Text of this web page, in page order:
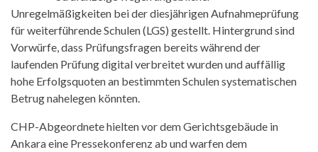
Unregelmäßigkeiten bei der diesjährigen Aufnahmeprüfung
für weiterführende Schulen (LGS) gestellt. Hintergrund sind
Vorwürfe, dass Prüfungsfragen bereits während der
laufenden Prüfung digital verbreitet wurden und auffällig
hohe Erfolgsquoten an bestimmten Schulen systematischen
Betrug nahelegen könnten.
CHP-Abgeordnete hielten vor dem Gerichtsgebäude in
Ankara eine Pressekonferenz ab und warfen dem